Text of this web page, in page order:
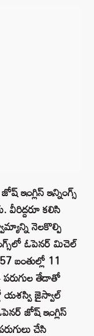
ఇంగ్లిస్ ఇన్నింగ్స్
వీరిద్దరూ కలిసి
నెలకొల్పి
ఓపెనర్ మిచెల్
బంతుల్లో 11
పరుగుల తేడాతో
యశస్వి జైస్వాల్
జోష్ ఇంగ్లిస్
చేసి